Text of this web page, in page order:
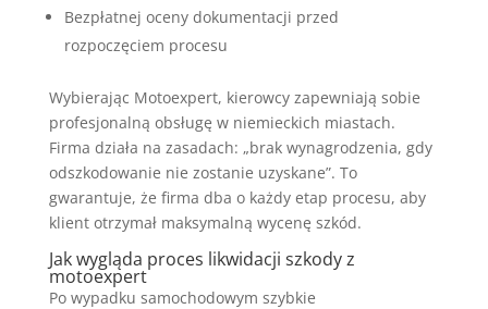
Bezpłatnej oceny dokumentacji przed
rozpoczęciem procesu
Wybierając Motoexpert, kierowcy zapewniają sobie
profesjonalną obsługę w niemieckich miastach.
Firma działa na zasadach: „brak wynagrodzenia, gdy
odszkodowanie nie zostanie uzyskane”. To
gwarantuje, że firma dba o każdy etap procesu, aby
klient otrzymał maksymalną wycenę szkód.
Jak wygląda proces likwidacji szkody z
motoexpert
Po wypadku samochodowym szybkie